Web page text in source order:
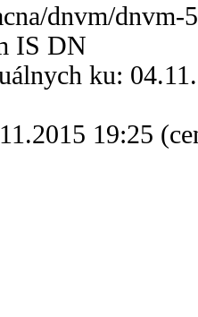
dnvm/dnvm-
IS DN
ku:
19:25